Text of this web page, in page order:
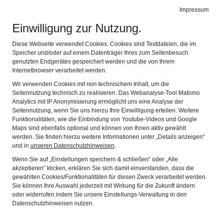
Impressum
Einwilligung zur Nutzung.
Diese Webseite verwendet Cookies. Cookies sind Textdateien, die im
Speicher und/oder auf einem Datenträger Ihres zum Seitenbesuch
genutzten Endgerätes gespeichert werden und die von Ihrem
Internetbrowser verarbeitet werden.
Wir verwenden Cookies mit rein technischem Inhalt, um die
Seitennutzung technisch zu realisieren. Das Webanalyse-Tool Matomo
Analytics mit IP Anonymisierung ermöglicht uns eine Analyse der
Seitennutzung, wenn Sie uns hierzu Ihre Einwilligung erteilen. Weitere
Funktionalitäten, wie die Einbindung von Youtube-Videos und Google
Maps sind ebenfalls optional und können von Ihnen aktiv gewählt
werden. Sie finden hierzu weitere Informationen unter „Details anzeigen“
und in unseren Datenschutzhinweisen.
Wenn Sie auf „Einstellungen speichern & schließen“ oder „Alle
akzeptieren“ klicken, erklären Sie sich damit einverstanden, dass die
gewählten Cookies/Funktionalitäten für diesen Zweck verarbeitet werden.
Sie können Ihre Auswahl jederzeit mit Wirkung für die Zukunft ändern
oder widerrufen indem Sie unsere Einstellungs-Verwaltung in den
Datenschutzhinweisen nutzen.
Gebärdensprache
Museen Schloss Aschach
Zurück
Jugendgruppen und
Schulklassen (ab 8.
Klasse)